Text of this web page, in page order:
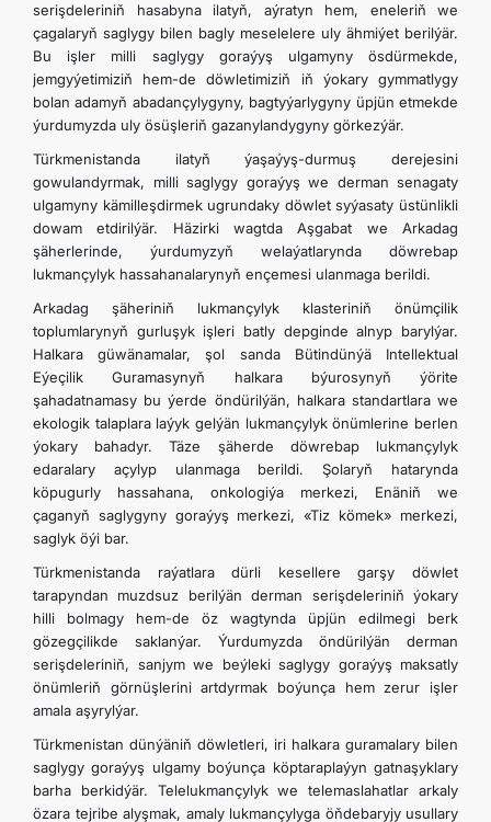
serişdeleriniň hasabyna ilatyň, aýratyn hem, eneleriň we
çagalaryň saglygy bilen bagly meselelere uly ähmiýet berilýär.
Bu işler milli saglygy goraýyş ulgamyny ösdürmekde,
jemgyýetimiziň hem-de döwletimiziň iň ýokary gymmatlygy
bolan adamyň abadançylygyny, bagtyýarlygyny üpjün etmekde
ýurdumyzda uly ösüşleriň gazanylandygyny görkezýär.
Türkmenistanda ilatyň ýaşaýyş-durmuş derejesini
gowulandyrmak, milli saglygy goraýyş we derman senagaty
ulgamyny kämilleşdirmek ugrundaky döwlet syýasaty üstünlikli
dowam etdirilýär. Häzirki wagtda Aşgabat we Arkadag
şäherlerinde, ýurdumyzyň welaýatlarynda döwrebap
lukmançylyk hassahanalarynyň ençemesi ulanmaga berildi.
Arkadag şäheriniň lukmançylyk klasteriniň önümçilik
toplumlarynyň gurluşyk işleri batly depginde alnyp barylýar.
Halkara güwänamalar, şol sanda Bütindünýä Intellektual
Eýeçilik Guramasynyň halkara býurosynyň ýörite
şahadatnamasy bu ýerde öndürilýän, halkara standartlara we
ekologik talaplara laýyk gelýän lukmançylyk önümlerine berlen
ýokary bahadyr. Täze şäherde döwrebap lukmançylyk
edaralary açylyp ulanmaga berildi. Şolaryň hatarynda
köpugurly hassahana, onkologiýa merkezi, Enäniň we
çaganyň saglygyny goraýyş merkezi, «Tiz kömek» merkezi,
saglyk öýi bar.
Türkmenistanda raýatlara dürli kesellere garşy döwlet
tarapyndan muzdsuz berilýän derman serişdeleriniň ýokary
hilli bolmagy hem-de öz wagtynda üpjün edilmegi berk
gözegçilikde saklanýar. Ýurdumyzda öndürilýän derman
serişdeleriniň, sanjym we beýleki saglygy goraýyş maksatly
önümleriň görnüşlerini artdyrmak boýunça hem zerur işler
amala aşyrylýar.
Türkmenistan dünýäniň döwletleri, iri halkara guramalary bilen
saglygy goraýyş ulgamy boýunça köptaraplaýyn gatnaşyklary
barha berkidýär. Telelukmançylyk we telemaslahatlar arkaly
özara tejribe alyşmak, amaly lukmançylyga öňdebaryjy usullary